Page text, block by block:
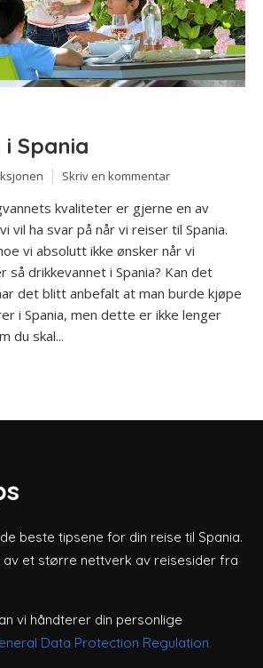
Spania
Skriv en kommentar
kvaliteter er gjerne en av
vil ha svar på når vi reiser til Spania.
vi absolutt ikke ønsker når vi
så drikkevannet i Spania? Kan det
det blitt anbefalt at man burde kjøpe
i Spania, men dette er ikke lenger
du skal...
beste tipsene for din reise til Spania.
av et større nettverk av reisesider fra
vi håndterer din personlige
Data Protection Regulation